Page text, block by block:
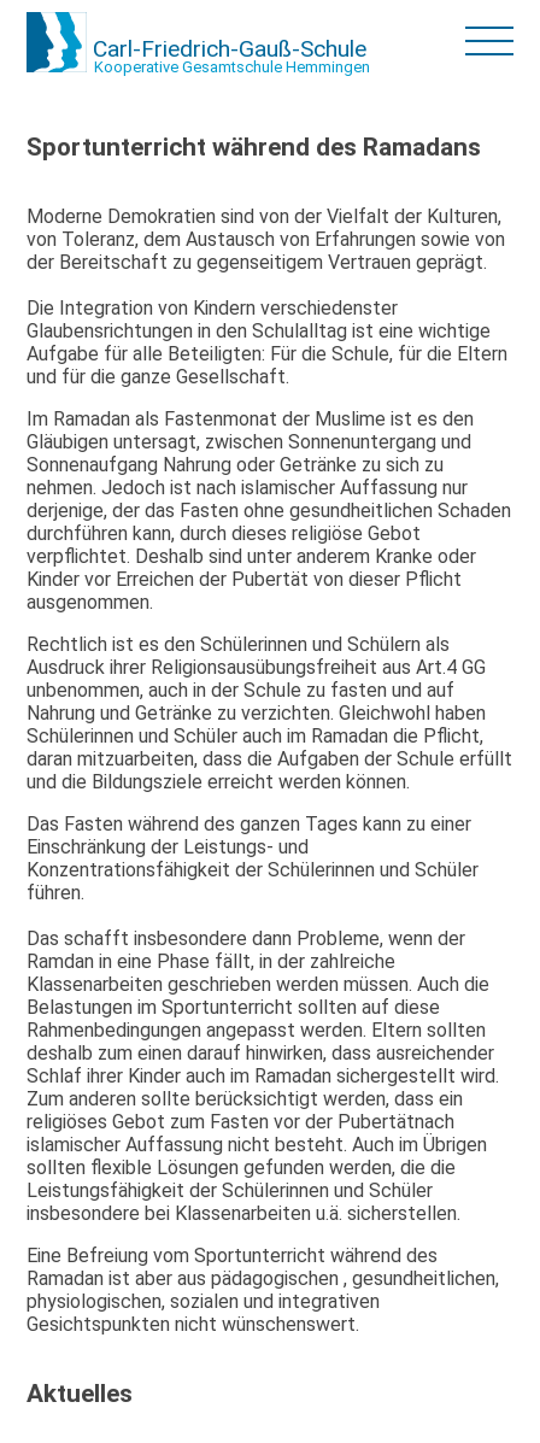
Carl-Friedrich-Gauß-Schule
Kooperative Gesamtschule Hemmingen
Sportunterricht während des Ramadans
Moderne Demokratien sind von der Vielfalt der Kulturen,
von Toleranz, dem Austausch von Erfahrungen sowie von
der Bereitschaft zu gegenseitigem Vertrauen geprägt.
Die Integration von Kindern verschiedenster
Glaubensrichtungen in den Schulalltag ist eine wichtige
Aufgabe für alle Beteiligten: Für die Schule, für die Eltern
und für die ganze Gesellschaft.
Im Ramadan als Fastenmonat der Muslime ist es den
Gläubigen untersagt, zwischen Sonnenuntergang und
Sonnenaufgang Nahrung oder Getränke zu sich zu
nehmen. Jedoch ist nach islamischer Auffassung nur
derjenige, der das Fasten ohne gesundheitlichen Schaden
durchführen kann, durch dieses religiöse Gebot
verpflichtet. Deshalb sind unter anderem Kranke oder
Kinder vor Erreichen der Pubertät von dieser Pflicht
ausgenommen.
Rechtlich ist es den Schülerinnen und Schülern als
Ausdruck ihrer Religionsausübungsfreiheit aus Art.4 GG
unbenommen, auch in der Schule zu fasten und auf
Nahrung und Getränke zu verzichten. Gleichwohl haben
Schülerinnen und Schüler auch im Ramadan die Pflicht,
daran mitzuarbeiten, dass die Aufgaben der Schule erfüllt
und die Bildungsziele erreicht werden können.
Das Fasten während des ganzen Tages kann zu einer
Einschränkung der Leistungs- und
Konzentrationsfähigkeit der Schülerinnen und Schüler
führen.
Das schafft insbesondere dann Probleme, wenn der
Ramdan in eine Phase fällt, in der zahlreiche
Klassenarbeiten geschrieben werden müssen. Auch die
Belastungen im Sportunterricht sollten auf diese
Rahmenbedingungen angepasst werden. Eltern sollten
deshalb zum einen darauf hinwirken, dass ausreichender
Schlaf ihrer Kinder auch im Ramadan sichergestellt wird.
Zum anderen sollte berücksichtigt werden, dass ein
religiöses Gebot zum Fasten vor der Pubertätnach
islamischer Auffassung nicht besteht. Auch im Übrigen
sollten flexible Lösungen gefunden werden, die die
Leistungsfähigkeit der Schülerinnen und Schüler
insbesondere bei Klassenarbeiten u.ä. sicherstellen.
Eine Befreiung vom Sportunterricht während des
Ramadan ist aber aus pädagogischen , gesundheitlichen,
physiologischen, sozialen und integrativen
Gesichtspunkten nicht wünschenswert.
Aktuelles